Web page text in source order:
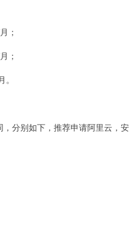
；
；
分别如下，推荐申请阿里云，安